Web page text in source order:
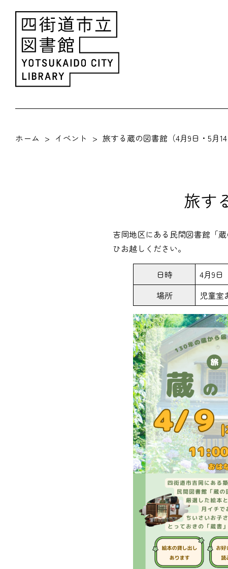
ホーム イベント 旅する蔵の図書館（4月9日・5月14
旅す
吉岡地区にある民間図書館「
ひお越しください。
日時
4月9日
場所
児童室